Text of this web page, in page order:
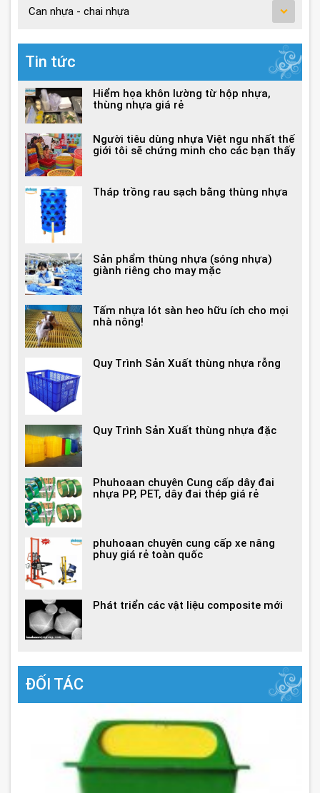
Can nhựa - chai nhựa
Tin tức
Hiểm họa khôn lường từ hộp nhựa,
thùng nhựa giá rẻ
Người tiêu dùng nhựa Việt ngu nhất thế
giới tôi sẽ chứng minh cho các bạn thấy
Tháp trồng rau sạch bằng thùng nhựa
Sản phẩm thùng nhựa (sóng nhựa)
giành riêng cho may mặc
Tấm nhựa lót sàn heo hữu ích cho mọi
nhà nông!
Quy Trình Sản Xuất thùng nhựa rỗng
Quy Trình Sản Xuất thùng nhựa đặc
Phuhoaan chuyên Cung cấp dây đai
nhựa PP, PET, dây đai thép giá rẻ
phuhoaan chuyên cung cấp xe nâng
phuy giá rẻ toàn quốc
Phát triển các vật liệu composite mới
ĐỐI TÁC